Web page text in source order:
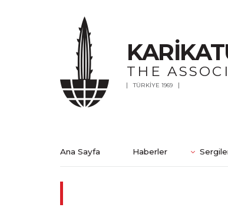
THE
TÜRKİYE 1969
Ana Sayfa Haberler